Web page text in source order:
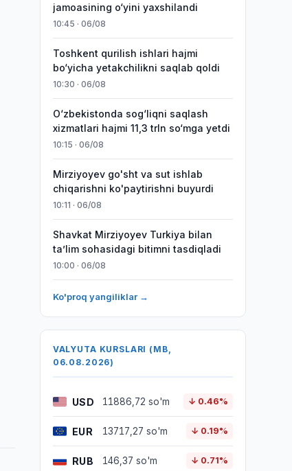
jamoasining o‘yini yaxshilandi
10:45 · 06/08
Toshkent qurilish ishlari hajmi
bo‘yicha yetakchilikni saqlab qoldi
10:30 · 06/08
O‘zbekistonda sog‘liqni saqlash
xizmatlari hajmi 11,3 trln so‘mga yetdi
10:15 · 06/08
Mirziyoyev go'sht va sut ishlab
chiqarishni ko'paytirishni buyurdi
10:11 · 06/08
Shavkat Mirziyoyev Turkiya bilan
taʼlim sohasidagi bitimni tasdiqladi
10:00 · 06/08
Ko'proq yangiliklar →
VALYUTA KURSLARI (MB,
06.08.2026)
USD 11886,72 so'm ↓ 0.46%
EUR 13717,27 so'm ↓ 0.19%
RUB 146,37 so'm ↓ 0.71%